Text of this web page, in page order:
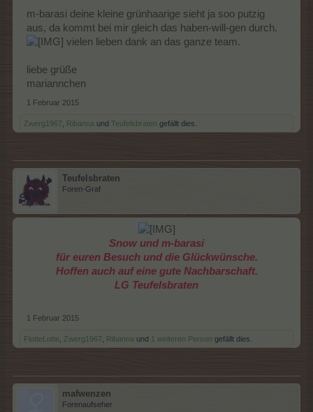
m-barasi deine kleine grünhaarige sieht ja soo putzig
aus, da kommt bei mir gleich das haben-will-gen durch.
vielen lieben dank an das ganze team.
liebe grüße
mariannchen
1 Februar 2015
Zwerg1967 Ribanna und Teufelsbraten gefällt dies.
Teufelsbraten
Foren-Graf
Snow und m-barasi
für euren Besuch und die Glückwünsche.
Hoffen auch auf eine gute Nachbarschaft.
LG Teufelsbraten
1 Februar 2015
FlotteLotte Zwerg1967 Ribanna und 1 weiteren Person gefällt dies.
mafwenzen
Forenaufseher